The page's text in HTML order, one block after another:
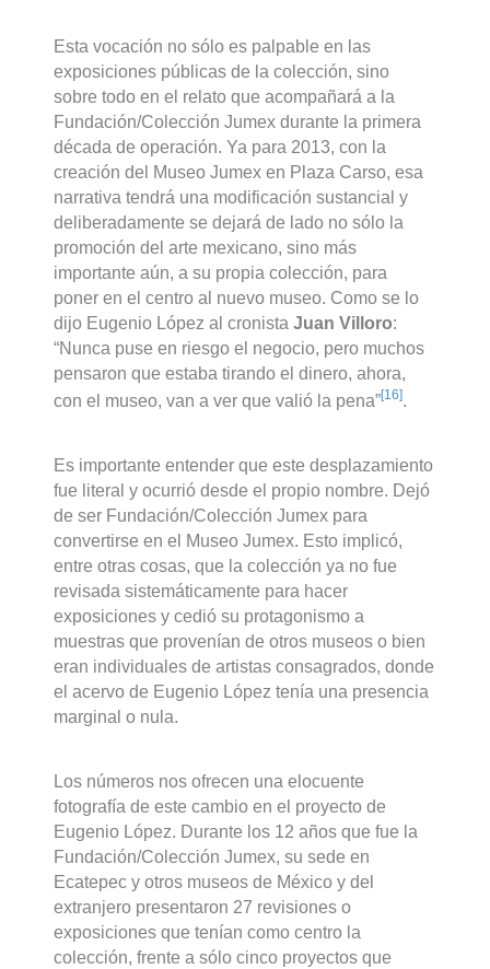
Esta vocación no sólo es palpable en las
exposiciones públicas de la colección, sino
sobre todo en el relato que acompañará a la
Fundación/Colección Jumex durante la primera
década de operación. Ya para 2013, con la
creación del Museo Jumex en Plaza Carso, esa
narrativa tendrá una modificación sustancial y
deliberadamente se dejará de lado no sólo la
promoción del arte mexicano, sino más
importante aún, a su propia colección, para
poner en el centro al nuevo museo. Como se lo
dijo Eugenio López al cronistaJuan Villoro:
“Nunca puse en riesgo el negocio, pero muchos
pensaron que estaba tirando el dinero, ahora,
con el museo, van a ver que valió la pena”[16].
Es importante entender que este desplazamiento
fue literal y ocurrió desde el propio nombre. Dejó
de ser Fundación/Colección Jumex para
convertirse en el Museo Jumex. Esto implicó,
entre otras cosas, que la colección ya no fue
revisada sistemáticamente para hacer
exposiciones y cedió su protagonismo a
muestras que provenían de otros museos o bien
eran individuales de artistas consagrados, donde
el acervo de Eugenio López tenía una presencia
marginal o nula.
Los números nos ofrecen una elocuente
fotografía de este cambio en el proyecto de
Eugenio López. Durante los 12 años que fue la
Fundación/Colección Jumex, su sede en
Ecatepec y otros museos de México y del
extranjero presentaron 27 revisiones o
exposiciones que tenían como centro la
colección, frente a sólo cinco proyectos que